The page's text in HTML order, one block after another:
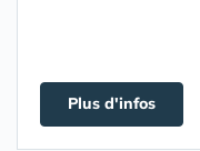
Plus d'infos